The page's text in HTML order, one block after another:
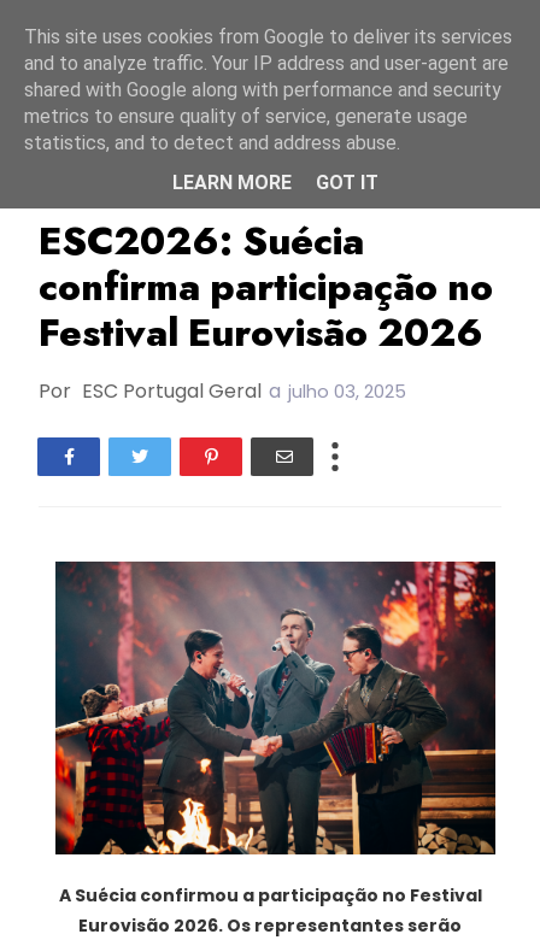
Melodifestivalen 2026
ESC2026: Suécia
confirma participação no
Festival Eurovisão 2026
Por ESC Portugal Geral a julho 03, 2025
A Suécia confirmou a participação no Festival
Eurovisão 2026. Os representantes serão
This site uses cookies from Google to deliver its services
and to analyze traffic. Your IP address and user-agent are
shared with Google along with performance and security
metrics to ensure quality of service, generate usage
statistics, and to detect and address abuse.
LEARN MORE
GOT IT